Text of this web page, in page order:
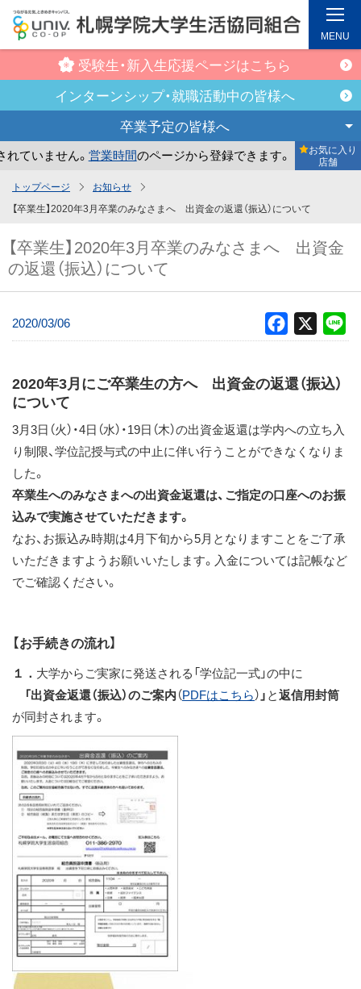
ン
テ
受験生・新入生応援ページはこちら
インターンシップ・就職活動中の皆様へ
卒業予定の皆様へ
いません。営業時間のページから登録できます。 まだお気
お気に入り
店舗
MENU
トップページ
お知らせ
【卒業生】2020年3月卒業のみなさまへ 出資金の返還（振込）について
【卒業生】2020年3月卒業のみなさまへ 出資金
の返還（振込）について
2020/03/06 Facebook
2020年3月にご卒業生の方へ 出資金の返還（振込）
について
3月3日（火）・4日（水）・19日（木）の出資金返還は学内への立ち入
り制限、学位記授与式の中止に伴い行うことができなくなりま
した。
卒業生へのみなさまへの出資金返還は、ご指定の口座へのお振
込みで実施させていただきます。
なお、お振込み時期は4月下旬から5月となりますことをご了承
いただきますようお願いいたします。入金については記帳など
でご確認ください。
【お手続きの流れ】
１． 大学からご実家に発送される「学位記一式」の中に
「出資金返還（振込）のご案内（PDFはこちら） 」と返信用封筒
が同封されます。